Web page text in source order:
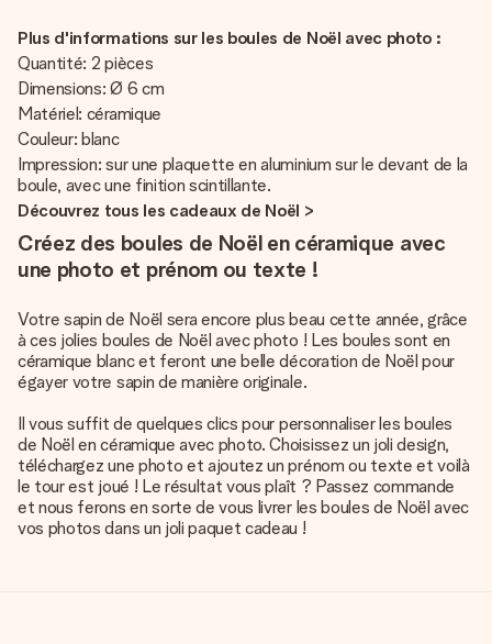
Plus d'informations sur les boules de Noël avec photo :
Quantité: 2 pièces
Dimensions: Ø 6 cm
Matériel: céramique
Couleur: blanc
Impression: sur une plaquette en aluminium sur le devant de la
boule, avec une finition scintillante.
Découvrez tous les cadeaux de Noël >
Créez des boules de Noël en céramique avec
une photo et prénom ou texte !
Votre sapin de Noël sera encore plus beau cette année, grâce
à ces jolies boules de Noël avec photo ! Les boules sont en
céramique blanc et feront une belle décoration de Noël pour
égayer votre sapin de manière originale.
Il vous suffit de quelques clics pour personnaliser les boules
de Noël en céramique avec photo. Choisissez un joli design,
téléchargez une photo et ajoutez un prénom ou texte et voilà
le tour est joué ! Le résultat vous plaît ? Passez commande
et nous ferons en sorte de vous livrer les boules de Noël avec
vos photos dans un joli paquet cadeau !